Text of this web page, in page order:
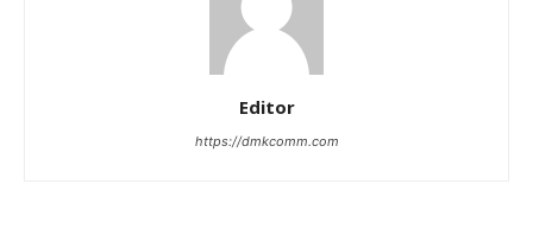
Editor
https://dmkcomm.com